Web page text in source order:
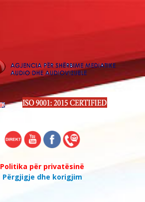
Politika për privatësinë
Përgjigje dhe korigjim